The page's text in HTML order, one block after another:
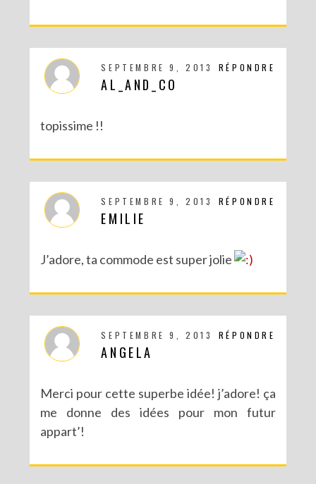
RÉPONDRE
SEPTEMBRE 9, 2013
AL_AND_CO
topissime !!
RÉPONDRE
SEPTEMBRE 9, 2013
EMILIE
J’adore, ta commode est super jolie
RÉPONDRE
SEPTEMBRE 9, 2013
ANGELA
Merci pour cette superbe idée! j’adore! ça
me donne des idées pour mon futur
appart’!